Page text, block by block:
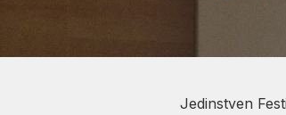
Jedinstven